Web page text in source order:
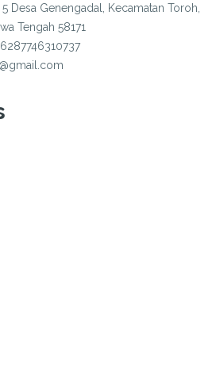
Desa Genengadal, Kecamatan Toroh,
Tengah 58171